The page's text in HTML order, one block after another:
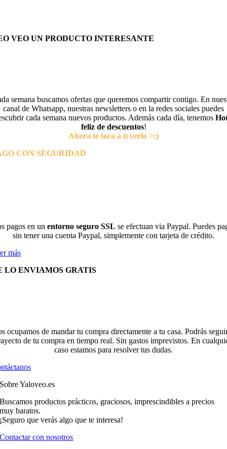
VEO UN PRODUCTO INTERESANTE
semana buscamos ofertas que queremos compartir contigo. En
canal de Whatsapp, nuestras newsletters o en la redes sociales puedes
cada semana nuevos productos. Además cada día, tenemos
feliz de descuentos!
Ahora te toca a tí verlo >:)
CON SEGURIDAD
pagos en un entorno seguro SSL se efectuan via Paypal. Puedes
sin tener una cuenta Paypal, simplemente con tarjeta de crédito.
más
LO ENVIAMOS GRATIS
ocupamos de mandar tu compra directamente a tu casa. Podrás
de tu compra en tiempo real. Sin gastos imprevistos. En
caso estamos para resolver tus dudas.
Sobre Yaloveo.es
Buscamos productos prácticos, graciosos, imprescindibles a precios
muy baratos.
¡Seguro que verás algo que te interesa!
Contactar con nosotros